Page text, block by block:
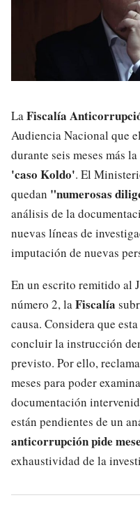
LaFiscalía
Audiencia Nacional que
durante seis meses más
'caso Koldo'. El
quedan "numerosas
análisis de la
nuevas líneas de
imputación de nuevas
En un escrito remitido al
número 2, laFiscalía
causa. Considera que
concluir la instrucción
previsto. Por ello,
meses para poder
documentación
están pendientes de un
anticorrupción pide
exhaustividad de la